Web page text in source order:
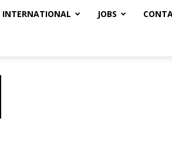
INTERNATIONAL JOBS